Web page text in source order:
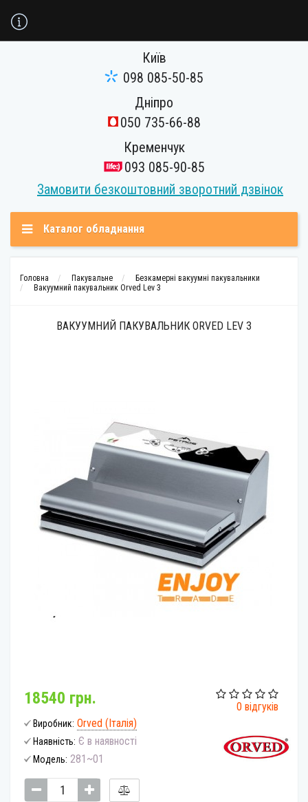
Київ
098 085-50-85
Дніпро
050 735-66-88
Кременчук
093 085-90-85
Замовити безкоштовний зворотний дзвінок
Каталог обладнання
Головна Пакувальне
Безкамерні вакуумні пакувальники
Вакуумний пакувальник Orved Lev 3
ВАКУУМНИЙ ПАКУВАЛЬНИК ORVED LEV 3
0 відгуків
18540 грн.
Виробник: Orved (Італія)
Наявність: Є в наявності
Модель: 281~01